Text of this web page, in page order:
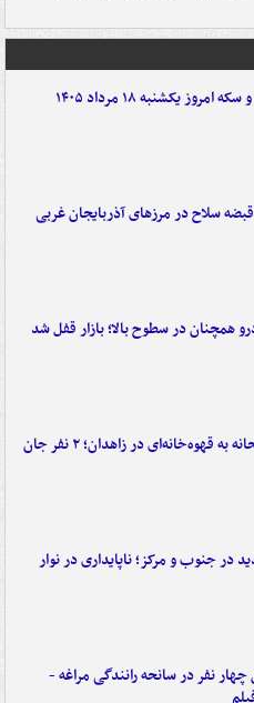
یکشنبه ۱۸ مرداد ۱۴۰۵
همچنان در سطوح بالا؛ بازار قفل شد
حمله مسلحانه به قهوه‌خانه‌ای در زاهدان؛ ۲ نفر جان
در جنوب و مرکز؛ ناپایداری در نوار
نفر در سانحه رانندگی مراغه -